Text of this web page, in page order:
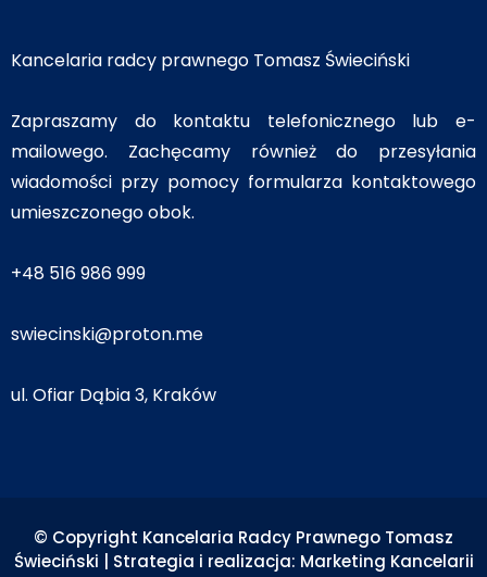
Kancelaria radcy prawnego Tomasz Świeciński
Zapraszamy do kontaktu telefonicznego lub e-
mailowego. Zachęcamy również do przesyłania
wiadomości przy pomocy formularza kontaktowego
umieszczonego obok.
+48 516 986 999
swiecinski@proton.me
ul. Ofiar Dąbia 3, Kraków
© Copyright Kancelaria Radcy Prawnego Tomasz
Świeciński | Strategia i realizacja: Marketing Kancelarii